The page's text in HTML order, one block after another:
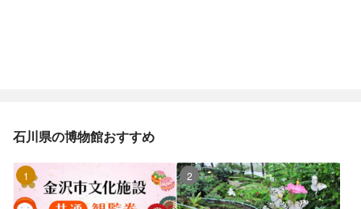
石川県の博物館おすすめ
2位